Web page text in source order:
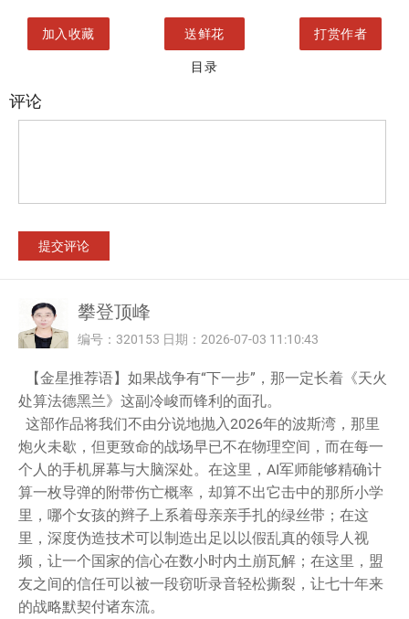
加入收藏 送鲜花 打赏作者
目录
评论
攀登顶峰
编号：320153 日期：2026-07-03 11:10:43
【金星推荐语】如果战争有“下一步”，那一定长着《天火
处算法德黑兰》这副冷峻而锋利的面孔。
这部作品将我们不由分说地抛入2026年的波斯湾，那里
炮火未歇，但更致命的战场早已不在物理空间，而在每一
个人的手机屏幕与大脑深处。在这里，AI军师能够精确计
算一枚导弹的附带伤亡概率，却算不出它击中的那所小学
里，哪个女孩的辫子上系着母亲亲手扎的绿丝带；在这
里，深度伪造技术可以制造出足以以假乱真的领导人视
频，让一个国家的信心在数小时内土崩瓦解；在这里，盟
友之间的信任可以被一段窃听录音轻松撕裂，让七十年来
的战略默契付诸东流。